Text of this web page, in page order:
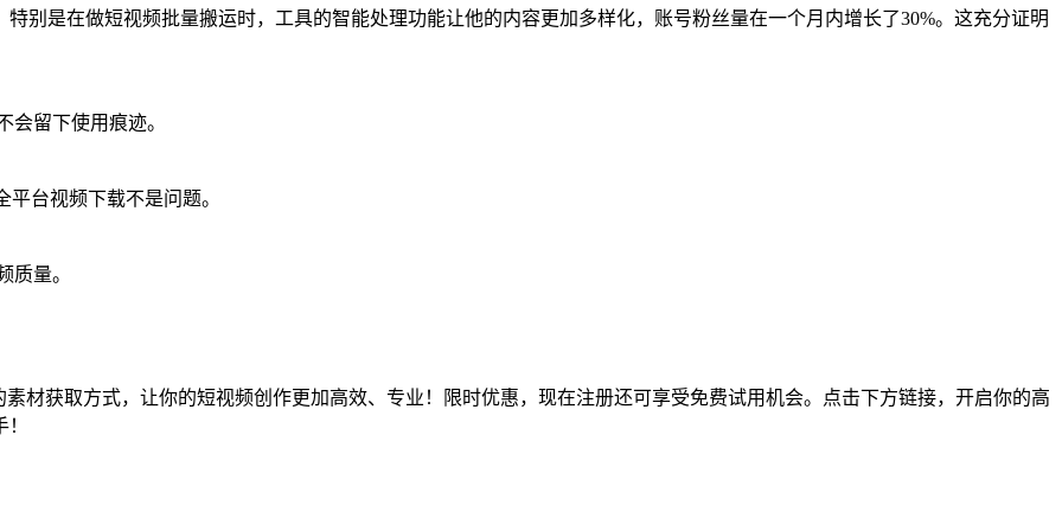
别是在做短视频批量搬运时，工具的智能处理功能让他的内容更加多样化，账号粉丝量在一个月内增长了30%。这充分证明
留下使用痕迹。
台视频下载不是问题。
质量。
材获取方式，让你的短视频创作更加高效、专业！限时优惠，现在注册还可享受免费试用机会。点击下方链接，开启你的高